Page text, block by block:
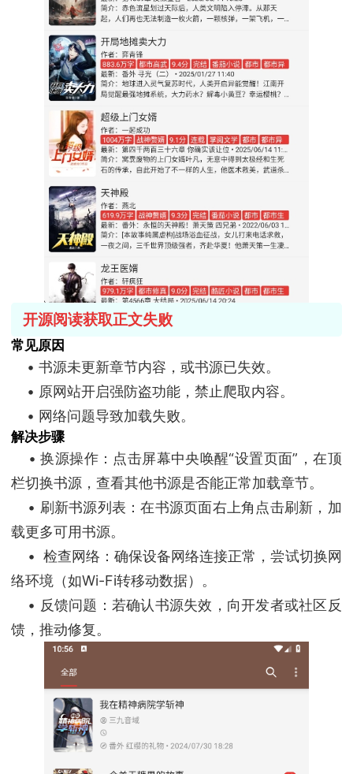
开源阅读获取正文失败
常见原因
• 书源未更新章节内容，或书源已失效。
• 原网站开启强防盗功能，禁止爬取内容。
• 网络问题导致加载失败。
解决步骤
• 换源操作：点击屏幕中央唤醒“设置页面”，在顶
栏切换书源，查看其他书源是否能正常加载章节。
• 刷新书源列表：在书源页面右上角点击刷新，加
载更多可用书源。
• 检查网络：确保设备网络连接正常，尝试切换网
络环境（如Wi-Fi转移动数据）。
• 反馈问题：若确认书源失效，向开发者或社区反
馈，推动修复。